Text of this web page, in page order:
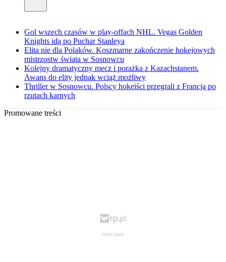
Gol wszech czasów w play-offach NHL. Vegas Golden
Knights idą po Puchar Stanleya
Elita nie dla Polaków. Koszmarne zakończenie hokejowych
mistrzostw świata w Sosnowcu
Kolejny dramatyczny mecz i porażka z Kazachstanem.
Awans do elity jednak wciąż możliwy
Thriller w Sosnowcu. Polscy hokeiści przegrali z Francją po
rzutach karnych
Promowane treści